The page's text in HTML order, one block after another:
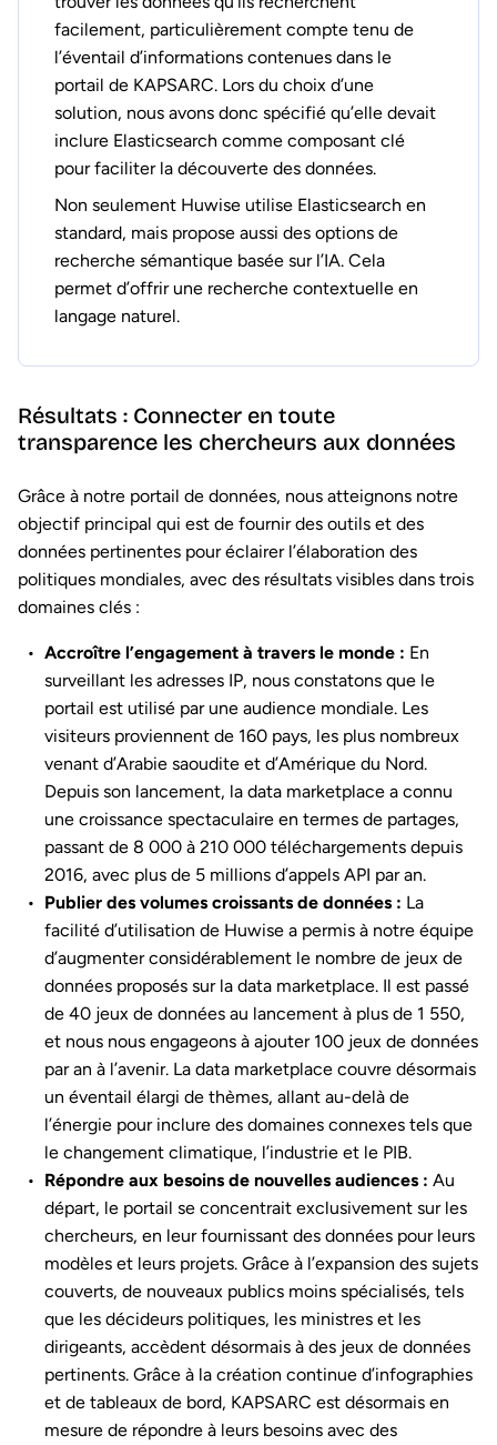
facilement, particulièrement compte tenu de
l’éventail d’informations contenues dans le
portail de KAPSARC. Lors du choix d’une
solution, nous avons donc spécifié qu’elle devait
inclure Elasticsearch comme composant clé
pour faciliter la découverte des données.
Non seulement Huwise utilise Elasticsearch en
standard, mais propose aussi des options de
recherche sémantique basée sur l’IA. Cela
permet d’offrir une recherche contextuelle en
langage naturel.
Résultats : Connecter en toute
transparence les chercheurs aux données
Grâce à notre portail de données, nous atteignons notre
objectif principal qui est de fournir des outils et des
données pertinentes pour éclairer l’élaboration des
politiques mondiales, avec des résultats visibles dans trois
domaines clés :
Accroître l’engagement à travers le monde : En
surveillant les adresses IP, nous constatons que le
portail est utilisé par une audience mondiale. Les
visiteurs proviennent de 160 pays, les plus nombreux
venant d’Arabie saoudite et d’Amérique du Nord.
Depuis son lancement, la data marketplace a connu
une croissance spectaculaire en termes de partages,
passant de 8 000 à 210 000 téléchargements depuis
2016, avec plus de 5 millions d’appels API par an.
Publier des volumes croissants de données : La
facilité d’utilisation de Huwise a permis à notre équipe
d’augmenter considérablement le nombre de jeux de
données proposés sur la data marketplace. Il est passé
de 40 jeux de données au lancement à plus de 1 550,
et nous nous engageons à ajouter 100 jeux de données
par an à l’avenir. La data marketplace couvre désormais
un éventail élargi de thèmes, allant au-delà de
l’énergie pour inclure des domaines connexes tels que
le changement climatique, l’industrie et le PIB.
Répondre aux besoins de nouvelles audiences : Au
départ, le portail se concentrait exclusivement sur les
chercheurs, en leur fournissant des données pour leurs
modèles et leurs projets. Grâce à l’expansion des sujets
couverts, de nouveaux publics moins spécialisés, tels
que les décideurs politiques, les ministres et les
dirigeants, accèdent désormais à des jeux de données
pertinents. Grâce à la création continue d’infographies
et de tableaux de bord, KAPSARC est désormais en
mesure de répondre à leurs besoins avec des